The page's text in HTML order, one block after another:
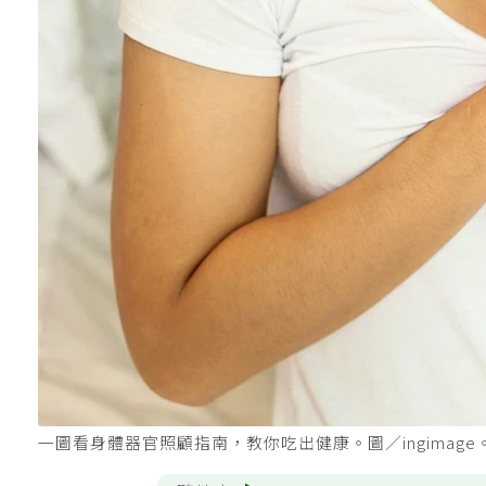
一圖看身體器官照顧指南，教你吃出健康。圖／ingimage